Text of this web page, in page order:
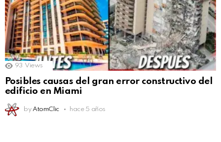
93 Views
Posibles causas del gran error constructivo del
edificio en Miami
by AtomClic hace 5 años